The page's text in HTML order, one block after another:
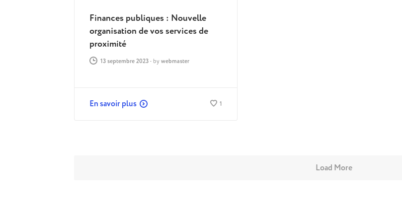
Finances publiques : Nouvelle
organisation de vos services de
proximité
13 septembre 2023 - bywebmaster
En savoir plus 1
Load More